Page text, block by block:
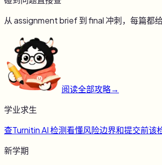
从 assignment brief 到 final 冲刺，每篇都
阅读全部攻略→
学业求生
查Turnitin AI 检测看懂风险边界和提交前该
新学期